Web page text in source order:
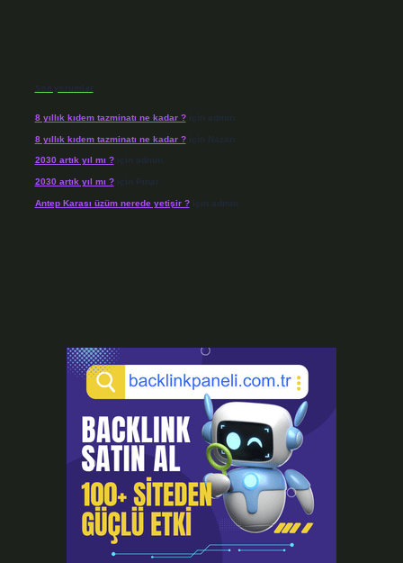
Son yorumlar
8 yıllık kıdem tazminatı ne kadar ?için admin
8 yıllık kıdem tazminatı ne kadar ?için Nazan
2030 artık yıl mı ?için admin
2030 artık yıl mı ?için Pınar
Antep Karası üzüm nerede yetişir ?için admin